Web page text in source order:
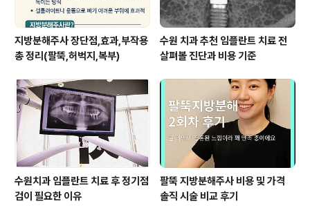
지방분해주사 장단점,효과,부작용
총 정리(팔뚝,허벅지,복부)
수원 치과 추천 임플란트 치료 전
살펴볼 진단과 비용 기준
수원치과 임플란트 치료 후 정기점
검이 필요한 이유
팔뚝 지방분해주사 비용 및 가격
솔직 시술 비교 후기